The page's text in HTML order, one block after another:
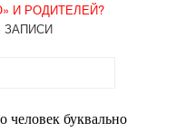
И РОДИТЕЛЕЙ?
ЗАПИСИ
человек буквально